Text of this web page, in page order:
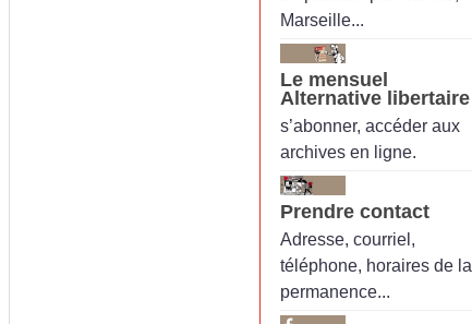
Marseille...
Le mensuel
Alternative libertaire
s’abonner, accéder aux
archives en ligne.
Prendre contact
Adresse, courriel,
téléphone, horaires de la
permanence...